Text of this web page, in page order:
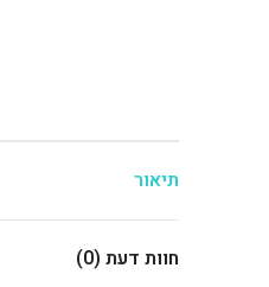
תיאור
חוות דעת (0)